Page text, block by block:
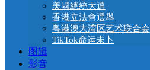
美國總統大選
香港立法會選舉
粤港澳大湾区艺术联合会
TikTok命运未卜
图辑
影音